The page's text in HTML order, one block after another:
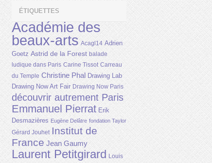
ÉTIQUETTES
Académie des
beaux-arts Acagl14 Adrien
Goetz Astrid de la Forest balade
ludique dans Paris Carine Tissot Carreau
du Temple Christine Phal Drawing Lab
Drawing Now Art Fair Drawing Now Paris
découvrir autrement Paris
Emmanuel Pierrat Erik
Desmazières Eugène Delâtre fondation Taylor
Gérard Jouhet Institut de
France Jean Gaumy
Laurent Petitgirard Louis